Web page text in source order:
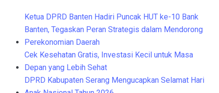
Ketua DPRD Banten Hadiri Puncak HUT ke-10 Bank
Banten, Tegaskan Peran Strategis dalam Mendorong
Perekonomian Daerah
Cek Kesehatan Gratis, Investasi Kecil untuk Masa
Depan yang Lebih Sehat
DPRD Kabupaten Serang Mengucapkan Selamat Hari